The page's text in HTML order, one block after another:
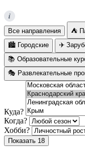
i
Все направления ⛺
🏙️ Городские
✈️
📚 Образовательные
🎭 Развлекательные
Куда?
Когда?
Хобби?
Показать 18